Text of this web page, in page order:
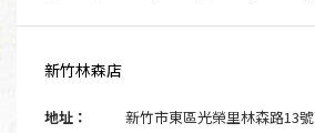
新竹林森店
地址：
新竹市東區光榮里林森路13號